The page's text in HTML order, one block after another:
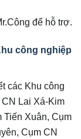
để hỗ trợ.
công nghiệp
các Khu công
Lai Xá-Kim
Tiến Xuân, Cụm
Cụm CN